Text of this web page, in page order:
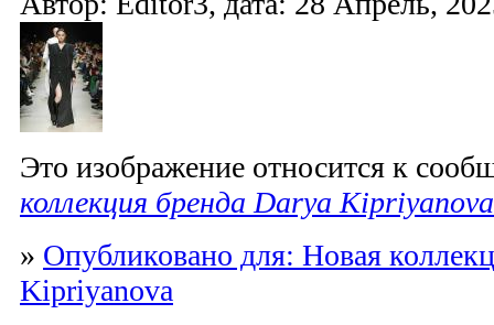
Это изображение относится к
коллекция бренда Darya Kipriyanova
» Опубликовано для: Новая
Kipriyanova